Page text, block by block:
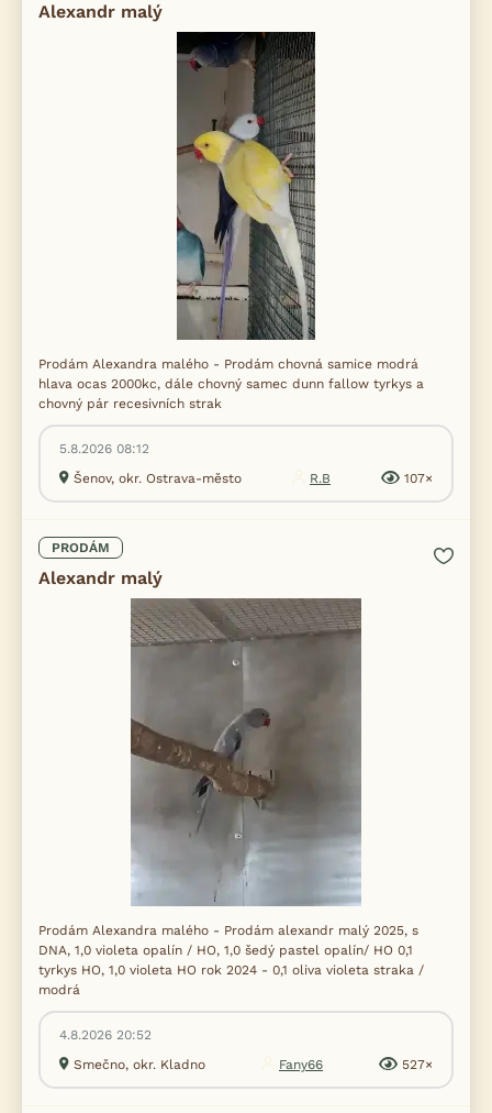
Alexandr malý
Prodám Alexandra malého - Prodám chovná samice modrá
hlava ocas 2000kc, dále chovný samec dunn fallow tyrkys a
chovný pár recesivních strak
5.8.2026 08:12
Šenov, okr. Ostrava-město
R.B 107×
PRODÁM
Alexandr malý
Prodám Alexandra malého - Prodám alexandr malý 2025, s
DNA, 1,0 violeta opalín / HO, 1,0 šedý pastel opalín/ HO 0,1
tyrkys HO, 1,0 violeta HO rok 2024 - 0,1 oliva violeta straka /
modrá
4.8.2026 20:52
Smečno, okr. Kladno
Fany66 527×